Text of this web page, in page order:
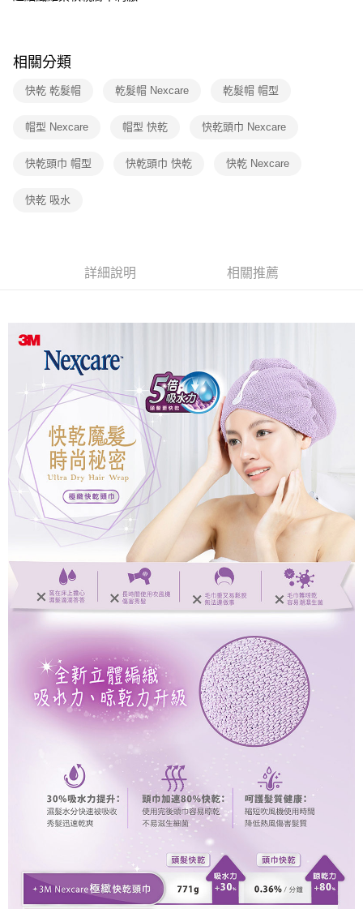
台新國際商業銀行
AFTEE先享後付
AFTEE先享後付是「在收到商品之後才付款」的支付方式。 讓您購物簡單
便利好安心！
１．簡單：不需註冊會員、不需綁卡、不需儲值。
１．於結帳方式選擇「AFTEE先享後付」後，將跳轉至「AFTEE先享後付」
３．收到繳費通知簡訊後14天內，點擊此簡訊中的連結，可透過四大超商／
※ 交易是否成功請以「AFTEE先享後付 」之結帳頁面顯示為準，若有關於
【注意事項】
１．透過由恩沛科技股份有限公司提供之「AFTEE先享後付」服務完成之交
易，需依本服務之必要範圍內提供個人資料，並將交易相關給付款項請求債
權轉讓予恩沛科技股份有限公司。
２．關於個人資料處理事宜，請瀏覽以下網址：
https://aftee.tw/terms/#terms3
３．未成年的使用者請事先徵得法定代理人或監護人之同意方可使用
「AFTEE先享後付」，若未經同意申辦者引起之損失，本公司不負相關責
任。
４．使用「AFTEE先享後付」時，將依據個別帳號之用戶狀況，依本公司即
時審查核予不同之上限額度；若仍有額度不足之情形，本公司將視審查結果
請求用戶進行身份認證。
５．嚴禁一人註冊多個帳號或使用他人資訊註冊。若發現惡意使用之情形，
恩沛科技股份有限公司將有權停止該用戶之使用額度並採取法律行動。
ATM付款
運送方式
全家取貨付款
付款後全家取貨
每筆NT$60，滿NT$499(含以上)免運費
付款後7-11取貨
每筆NT$70，滿NT$599(含以上)免運費
相關分類
快乾 乾髮帽 乾髮帽 Nexcare 乾髮帽 帽型
帽型 Nexcare 帽型 快乾 快乾頭巾 Nexcare
快乾頭巾 帽型 快乾頭巾 快乾 快乾 Nexcare
快乾 吸水
詳細說明 相關推薦